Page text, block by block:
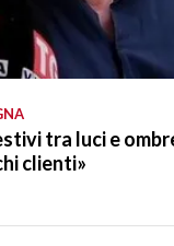
tra luci e
clienti»